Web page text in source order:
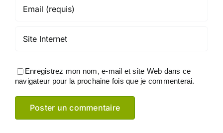
Enregistrez mon nom, e-mail et site Web dans ce
navigateur pour la prochaine fois que je commenterai.